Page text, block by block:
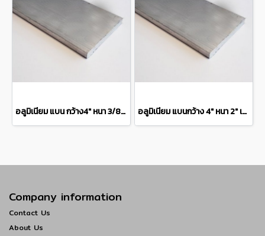
อลูมิเนียม แบน กว้าง4" หนา 3/8" เกรด 6063Aluminium Flat Bar แบ่งขายความยาว 10 เซนติเมตร อลูมิเนียม แบนกว้าง 4" หนา 2" เกรด 6063 Aluminium Flat Barแบ่งขายความยาว 10 เซนติเมตร
Company information
Contact Us
About Us